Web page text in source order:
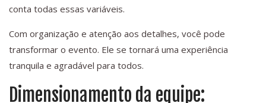
conta todas essas variáveis.
Com organização e atenção aos detalhes, você pode
transformar o evento. Ele se tornará uma experiência
tranquila e agradável para todos.
Dimensionamento da equipe: